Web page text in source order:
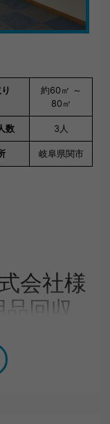
約60㎡ ～
80㎡
数 3人
岐阜県関市
会社様
回収
式会社様。岐阜